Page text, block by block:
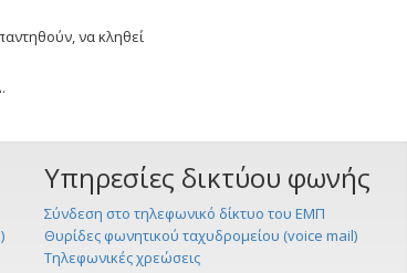
να κληθεί
Υπηρεσίες δικτύου φωνής
Σύνδεση στο τηλεφωνικό δίκτυο του ΕΜΠ
Θυρίδες φωνητικού ταχυδρομείου (voice mail)
Τηλεφωνικές χρεώσεις